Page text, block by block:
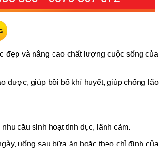
đẹp và nâng cao chất lượng cuộc sống của
dược, giúp bồi bổ khí huyết, giúp chống lão
cầu sinh hoạt tình dục, lãnh cảm.
uống sau bữa ăn hoặc theo chỉ định của